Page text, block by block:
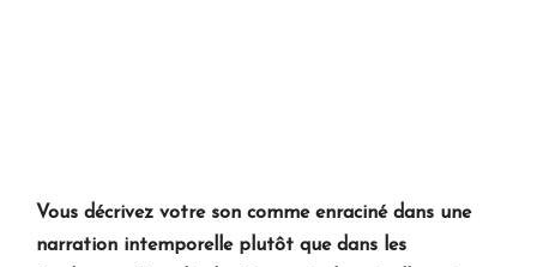
Vous décrivez votre son comme enraciné dans une
narration intemporelle plutôt que dans les